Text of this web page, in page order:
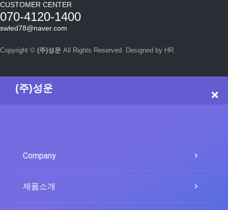
CUSTOMER CENTER
070-4120-1400
swled78@naver.com
Copyright © (주)성운 All Rights Reserved. Designed by HR.
(주)성운
Company
제품소개